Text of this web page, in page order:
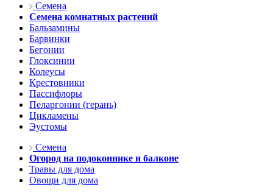
Семена
Семена комнатных растений
Бальзамины
Барвинки
Бегонии
Глоксинии
Колеусы
Крестовники
Пассифлоры
Пеларгонии (герань)
Цикламены
Эустомы
Семена
Огород на подоконнике и балконе
Травы для дома
Овощи для дома